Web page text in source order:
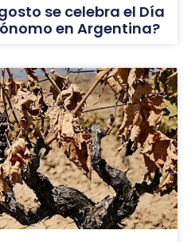
se celebra el Día
en Argentina?